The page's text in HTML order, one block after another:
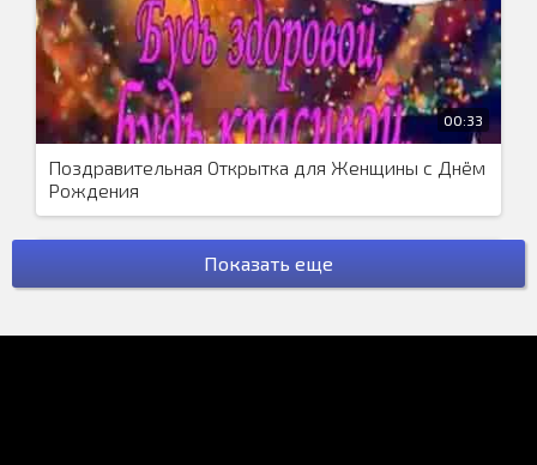
00:33
Поздравительная Открытка для Женщины с Днём
Рождения
Показать еще